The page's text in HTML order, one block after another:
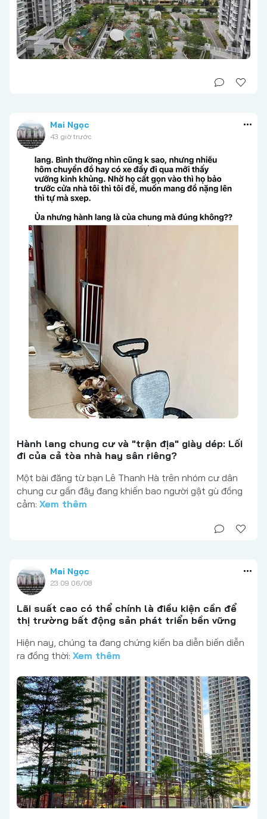
Mai Ngọc
43 giờ trước
Hành lang chung cư và "trận địa" giày dép: Lối
đi của cả tòa nhà hay sân riêng?
Một bài đăng từ bạn Lê Thanh Hà trên nhóm cư dân
chung cư gần đây đang khiến bao người gật gù đồng
cảm: Xem thêm
Mai Ngọc
23:09 06/08
Lãi suất cao có thể chính là điều kiện cần để
thị trường bất động sản phát triển bền vững
Hiện nay, chúng ta đang chứng kiến ba diễn biến diễn
ra đồng thời: Xem thêm